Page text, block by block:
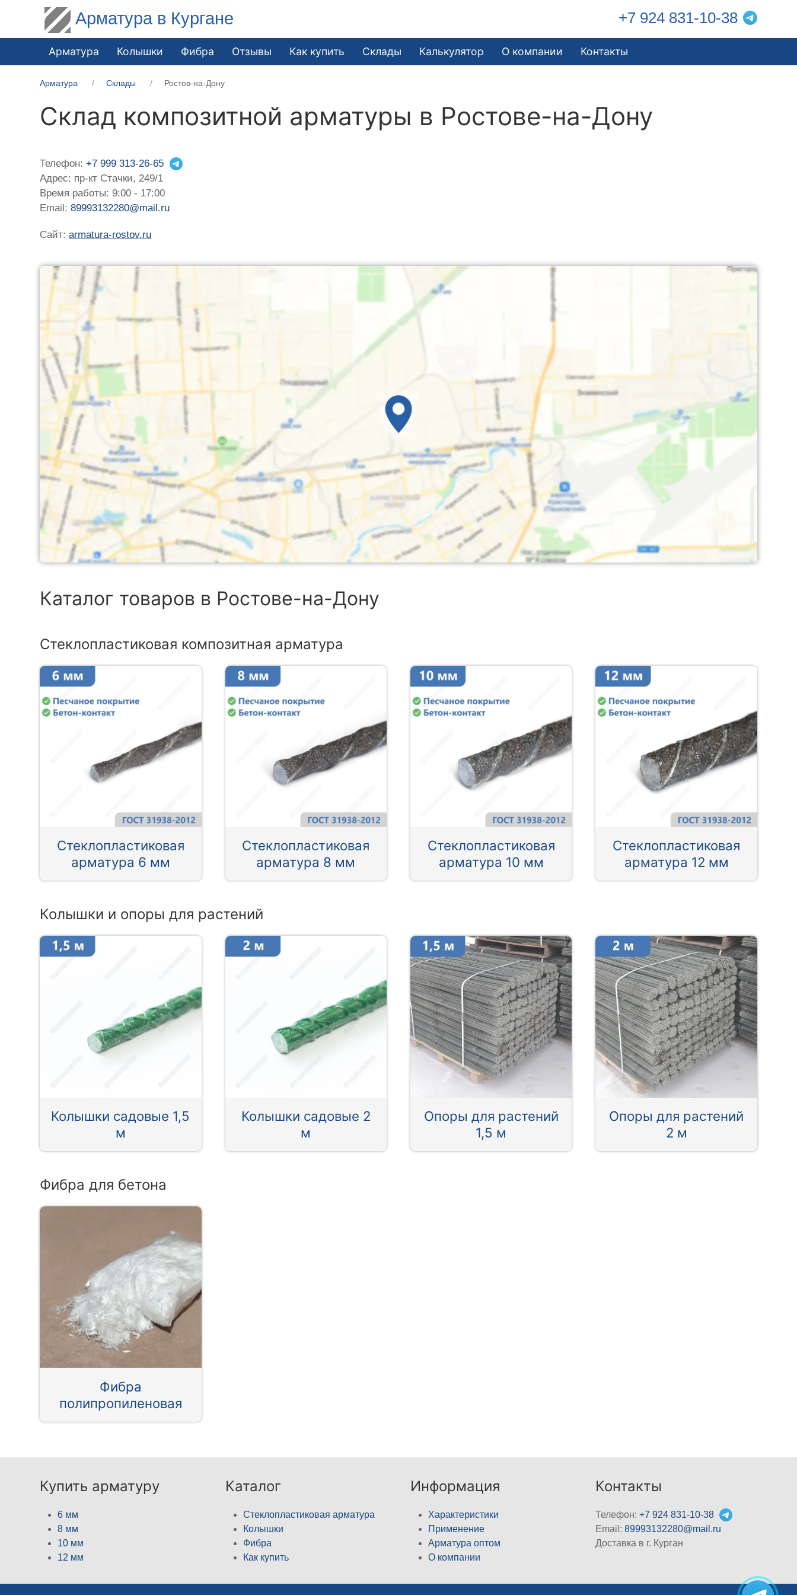
Арматура в Кургане +7 924 831-10-38
Арматура Колышки Фибра Отзывы Как купить Склады Калькулятор О компании Контакты
Арматура Склады Ростов-на-Дону
Склад композитной арматуры в Ростове-на-Дону
Телефон:+7 999 313-26-65
Адрес: пр-кт Стачки, 249/1
Время работы: 9:00 - 17:00
Email:89993132280@mail.ru
Сайт:armatura-rostov.ru
Каталог товаров в Ростове-на-Дону
Стеклопластиковая композитная арматура
Стеклопластиковая
арматура 6 мм
Стеклопластиковая
арматура 8 мм
Стеклопластиковая
арматура 10 мм
Стеклопластиковая
арматура 12 мм
Колышки и опоры для растений
Колышки садовые 1,5
м
Колышки садовые 2
м
Опоры для растений
1,5 м
Опоры для растений
2 м
Фибра для бетона
Фибра
полипропиленовая
Купить арматуру
6 мм
8 мм
10 мм
12 мм
Каталог
Стеклопластиковая арматура
Колышки
Фибра
Как купить
Информация
Характеристики
Применение
Арматура оптом
О компании
Контакты
Телефон:+7 924 831-10-38
Email:89993132280@mail.ru
Доставка в г. Курган